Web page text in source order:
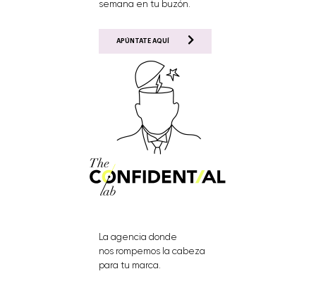
semana en tu buzón.
APÚNTATE AQUÍ
La agencia donde
nos rompemos la cabeza
para tu marca.